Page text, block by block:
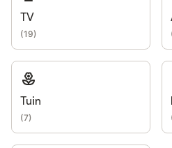
TV
(19)
Tuin
(7)